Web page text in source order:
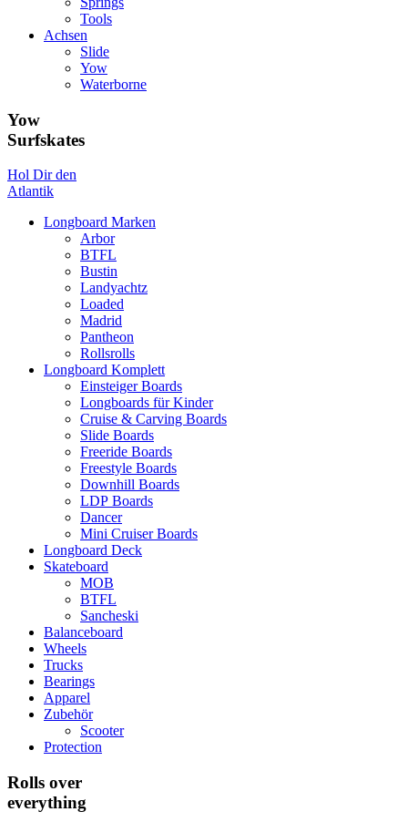
Tools
Achsen
Slide
Yow
Waterborne
Yow
Surfskates
Hol Dir den
Atlantik
Longboard Marken
Arbor
BTFL
Bustin
Landyachtz
Loaded
Madrid
Pantheon
Rollsrolls
Longboard Komplett
Einsteiger Boards
Longboards für Kinder
Cruise & Carving Boards
Slide Boards
Freeride Boards
Freestyle Boards
Downhill Boards
LDP Boards
Dancer
Mini Cruiser Boards
Longboard Deck
Skateboard
MOB
BTFL
Sancheski
Balanceboard
Wheels
Trucks
Bearings
Apparel
Zubehör
Scooter
Protection
Rolls over
everything